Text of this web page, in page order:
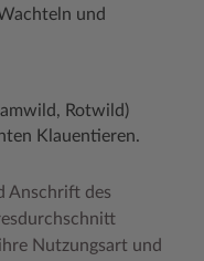
und
Rotwild)
Klauentieren.
Anschrift des
Nutzungsart und